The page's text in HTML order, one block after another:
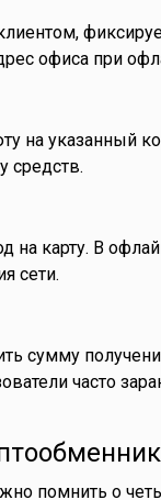
офиса при
на указанный
средств.
на карту. В
сети.
сумму
часто
помнить о